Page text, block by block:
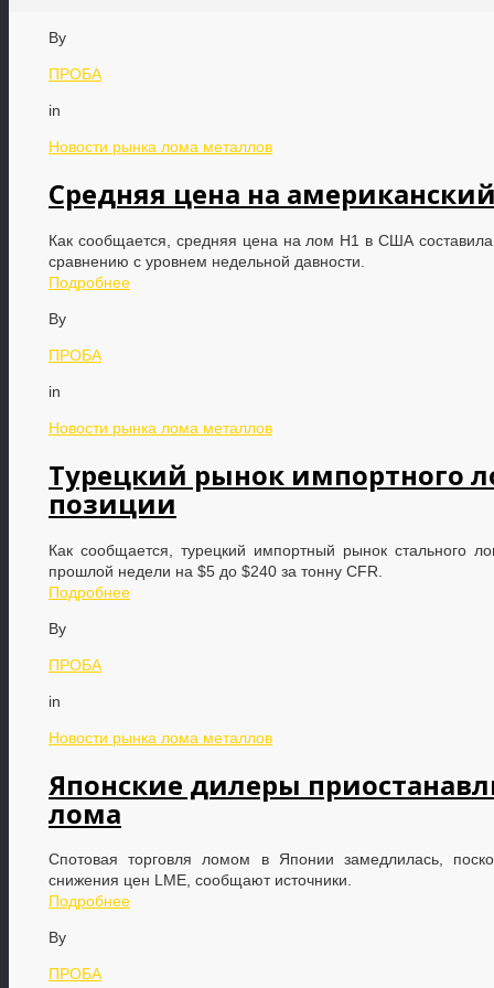
By
ПРОБА
in
Новости рынка лома металлов
Средняя цена на
Как сообщается, средняя цена на лом Н1 в США
сравнению с уровнем недельной давности.
Подробнее
By
ПРОБА
in
Новости рынка лома металлов
Турецкий рынок импортного
позиции
Как сообщается, турецкий импортный рынок
прошлой недели на $5 до $240 за тонну CFR.
Подробнее
By
ПРОБА
in
Новости рынка лома металлов
Японские дилеры
лома
Спотовая торговля ломом в Японии замедлилась,
снижения цен LME, сообщают источники.
Подробнее
By
ПРОБА